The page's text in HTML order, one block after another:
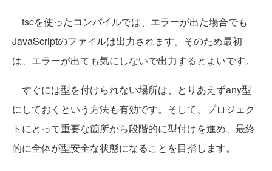
tscを使ったコンパイルでは、エラーが出た場合でも
JavaScriptのファイルは出力されます。そのため最初
は、エラーが出ても気にしないで出力するとよいです。
すぐには型を付けられない場所は、とりあえずany型
にしておくという方法も有効です。そして、プロジェク
トにとって重要な箇所から段階的に型付けを進め、最終
的に全体が型安全な状態になることを目指します。